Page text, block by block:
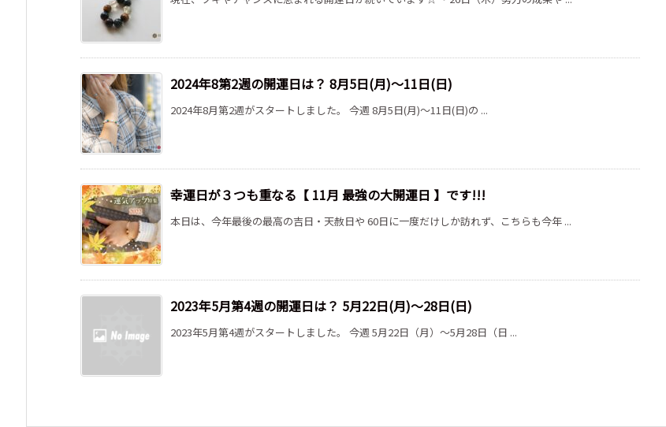
2024年8第2週の開運日は？ 8月5日(月)～11日(日)
2024年8月第2週がスタートしました。 今週 8月5日(月)～11日(日)の ...
幸運日が３つも重なる【 11月 最強の大開運日 】です!!!
本日は、今年最後の最高の吉日・天赦日や 60日に一度だけしか訪れず、こちらも今年 ...
2023年5月第4週の開運日は？ 5月22日(月)～28日(日)
2023年5月第4週がスタートしました。 今週 5月22日（月）～5月28日（日 ...